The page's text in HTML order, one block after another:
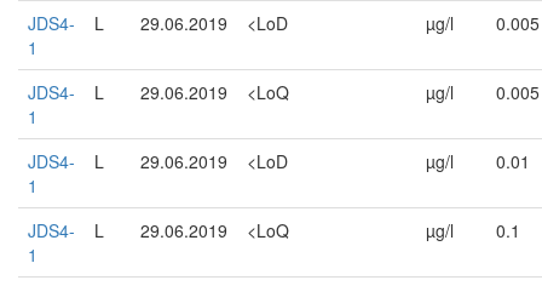
JDS4-
1
L 29.06.2019 <LoD µg/l 0.005
JDS4-
1
L 29.06.2019 <LoQ µg/l 0.005
JDS4-
1
L 29.06.2019 <LoD µg/l 0.01
JDS4-
1
L 29.06.2019 <LoQ µg/l 0.1